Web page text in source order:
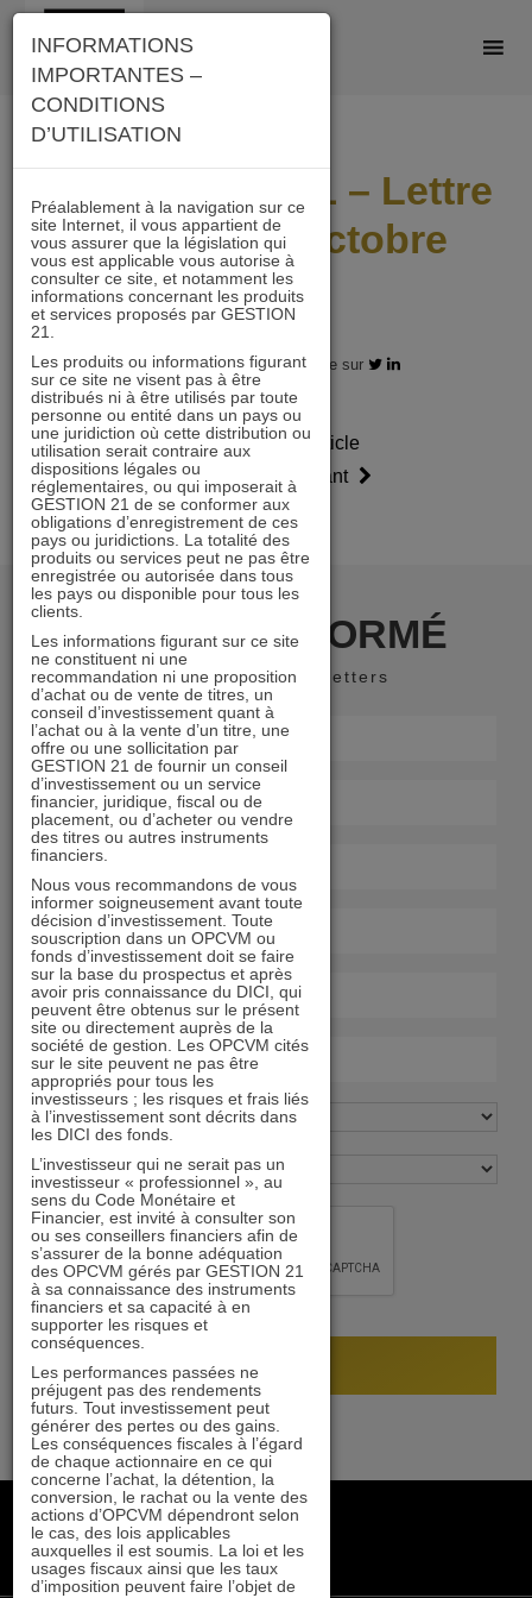
Skip
content
IMMOBILIER 21 – Lettre
mensuelle Octobre
2019
18.10.2019 - Partagez l'article sur
Article
précédent
Article
suivant
RESTER INFORMÉ
Recevoir nos newsletters
+33 1 84 79 90 24
gestion21@gestion21.fr
8 rue Volney, 75002 Paris
INFORMATIONS
IMPORTANTES –
CONDITIONS
D’UTILISATION
Préalablement à la navigation sur ce
site Internet, il vous appartient de
vous assurer que la législation qui
vous est applicable vous autorise à
consulter ce site, et notamment les
informations concernant les produits
et services proposés par GESTION
21.
Les produits ou informations figurant
sur ce site ne visent pas à être
distribués ni à être utilisés par toute
personne ou entité dans un pays ou
une juridiction où cette distribution ou
utilisation serait contraire aux
dispositions légales ou
réglementaires, ou qui imposerait à
GESTION 21 de se conformer aux
obligations d’enregistrement de ces
pays ou juridictions. La totalité des
produits ou services peut ne pas être
enregistrée ou autorisée dans tous
les pays ou disponible pour tous les
clients.
Les informations figurant sur ce site
ne constituent ni une
recommandation ni une proposition
d’achat ou de vente de titres, un
conseil d’investissement quant à
l’achat ou à la vente d’un titre, une
offre ou une sollicitation par
GESTION 21 de fournir un conseil
d’investissement ou un service
financier, juridique, fiscal ou de
placement, ou d’acheter ou vendre
des titres ou autres instruments
financiers.
Nous vous recommandons de vous
informer soigneusement avant toute
décision d’investissement. Toute
souscription dans un OPCVM ou
fonds d’investissement doit se faire
sur la base du prospectus et après
avoir pris connaissance du DICI, qui
peuvent être obtenus sur le présent
site ou directement auprès de la
société de gestion. Les OPCVM cités
sur le site peuvent ne pas être
appropriés pour tous les
investisseurs ; les risques et frais liés
à l’investissement sont décrits dans
les DICI des fonds.
L’investisseur qui ne serait pas un
investisseur « professionnel », au
sens du Code Monétaire et
Financier, est invité à consulter son
ou ses conseillers financiers afin de
s’assurer de la bonne adéquation
des OPCVM gérés par GESTION 21
à sa connaissance des instruments
financiers et sa capacité à en
supporter les risques et
conséquences.
Les performances passées ne
préjugent pas des rendements
futurs. Tout investissement peut
générer des pertes ou des gains.
Les conséquences fiscales à l’égard
de chaque actionnaire en ce qui
concerne l’achat, la détention, la
conversion, le rachat ou la vente des
actions d’OPCVM dépendront selon
le cas, des lois applicables
auxquelles il est soumis. La loi et les
usages fiscaux ainsi que les taux
d’imposition peuvent faire l’objet de